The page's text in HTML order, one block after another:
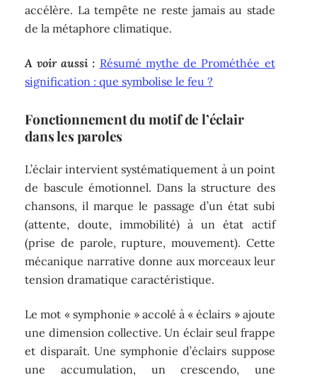
accélère. La tempête ne reste jamais au stade
de la métaphore climatique.
A voir aussi : Résumé mythe de Prométhée et
signification : que symbolise le feu ?
Fonctionnement du motif de l’éclair
dans les paroles
L’éclair intervient systématiquement à un point
de bascule émotionnel. Dans la structure des
chansons, il marque le passage d’un état subi
(attente, doute, immobilité) à un état actif
(prise de parole, rupture, mouvement). Cette
mécanique narrative donne aux morceaux leur
tension dramatique caractéristique.
Le mot « symphonie » accolé à « éclairs » ajoute
une dimension collective. Un éclair seul frappe
et disparaît. Une symphonie d’éclairs suppose
une accumulation, un crescendo, une